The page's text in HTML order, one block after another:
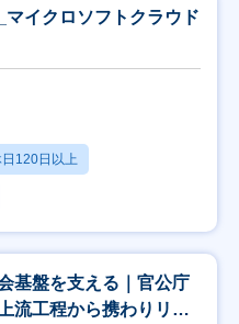
イクロソフトクラウド
120日以上
基盤を支える｜官公庁
流工程から携わりリー